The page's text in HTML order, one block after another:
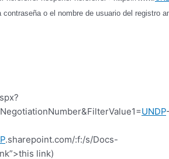
o el nombre de usuario del registro
UNDP
.sharepoint.com/:f:/s/Docs-
link)